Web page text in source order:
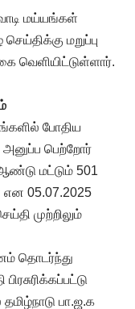
மய்யங்கள்
மறுப்பு
வெளியிட்டுள்ளார்.
போதிய
பெற்றோர்
மட்டும் 501
05.07.2025
முற்றிலும்
தொடர்ந்து
பா.ஜ.க